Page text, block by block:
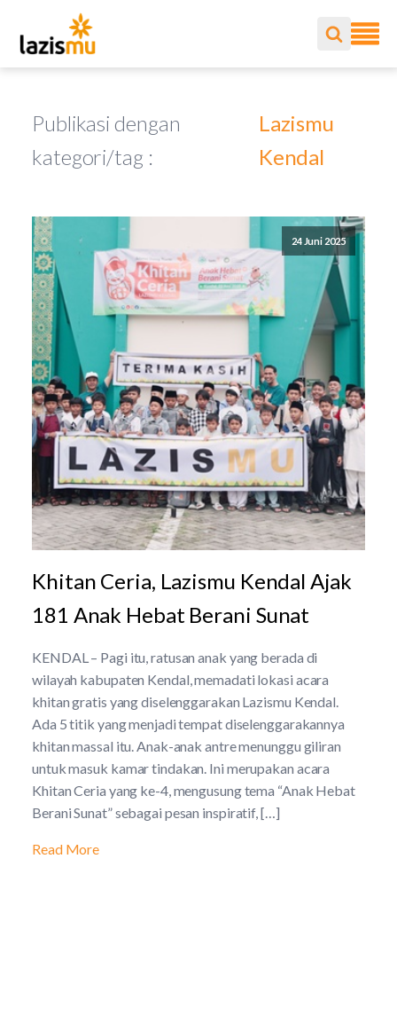
Publikasi dengan
kategori/tag :
Lazismu
Kendal
24 Juni 2025
Khitan Ceria, Lazismu Kendal Ajak
181 Anak Hebat Berani Sunat
KENDAL – Pagi itu, ratusan anak yang berada di
wilayah kabupaten Kendal, memadati lokasi acara
khitan gratis yang diselenggarakan Lazismu Kendal.
Ada 5 titik yang menjadi tempat diselenggarakannya
khitan massal itu. Anak-anak antre menunggu giliran
untuk masuk kamar tindakan. Ini merupakan acara
Khitan Ceria yang ke-4, mengusung tema “Anak Hebat
Berani Sunat” sebagai pesan inspiratif, […]
Read More